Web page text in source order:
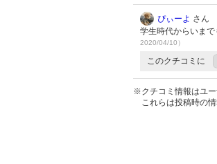
ぴぃーよ さん
学生時代からいま
2020/04/10）
このクチコミに
※クチコミ情報はユー
これらは投稿時の